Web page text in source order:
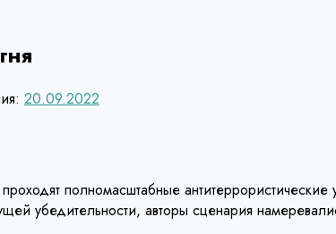
20.09.2022
полномасштабные
убедительности, авторы сценария